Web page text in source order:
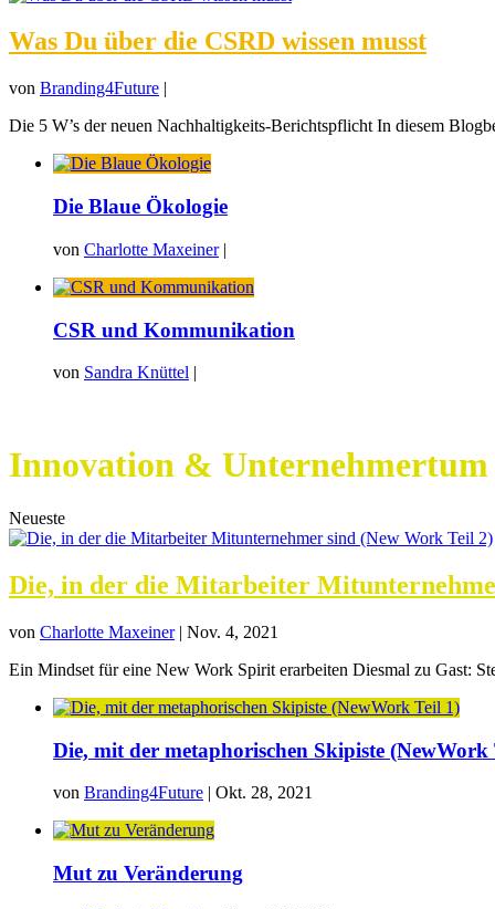
Was Du über die CSRD wissen musst
von Branding4Future |
Die 5 W’s der neuen Nachhaltigkeits-Berichtspflicht In diesem
Die Blaue Ökologie
von Charlotte Maxeiner|
CSR und Kommunikation
von Sandra Knüttel |
Innovation & Unternehmertum
Neueste
Die, in der die Mitarbeiter
von Charlotte Maxeiner| Nov. 4, 2021
Ein Mindset für eine New Work Spirit erarbeiten Diesmal zu Gast:
Die, mit der metaphorischen Skipiste (NewWork
von Branding4Future | Okt. 28, 2021
Mut zu Veränderung